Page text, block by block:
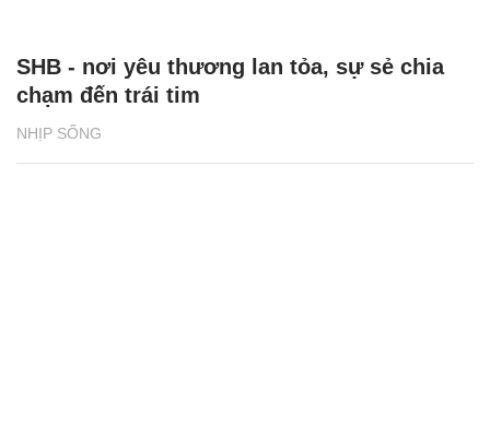
NHỊP SỐNG
SHB - nơi yêu thương lan tỏa, sự sẻ chia
chạm đến trái tim